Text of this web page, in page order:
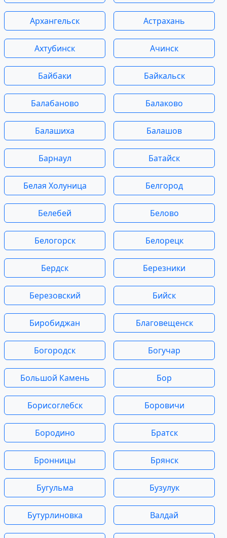
Архангельск Астрахань
Ахтубинск Ачинск
Байбаки Байкальск
Балабаново Балаково
Балашиха Балашов
Барнаул Батайск
Белая Холуница Белгород
Белебей Белово
Белогорск Белорецк
Бердск Березники
Березовский Бийск
Биробиджан Благовещенск
Богородск Богучар
Большой Камень Бор
Борисоглебск Боровичи
Бородино Братск
Бронницы Брянск
Бугульма Бузулук
Бутурлиновка Валдай